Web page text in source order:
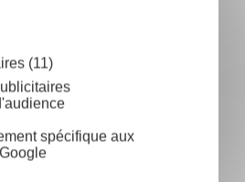
(11)
spécifique aux
6avis
Eplucheur à légumes
Castor - lame acier -
Eplucheur